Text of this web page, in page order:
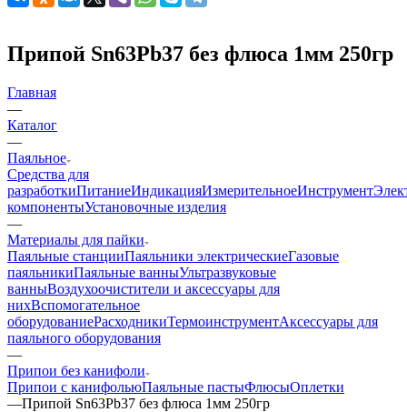
Припой Sn63Pb37 без флюса 1мм 250гр
Главная
—
Каталог
—
Паяльное
Средства для
разработкиПитаниеИндикацияИзмерительноеИнструмент
компонентыУстановочные изделия
—
Материалы для пайки
Паяльные станцииПаяльники электрическиеГазовые
паяльникиПаяльные ванныУльтразвуковые
ванныВоздухоочистители и аксессуары для
нихВспомогательное
оборудованиеРасходникиТермоинструментАксессуары для
паяльного оборудования
—
Припои без канифоли
Припои с канифольюПаяльные пастыФлюсыОплетки
—Припой Sn63Pb37 без флюса 1мм 250гр